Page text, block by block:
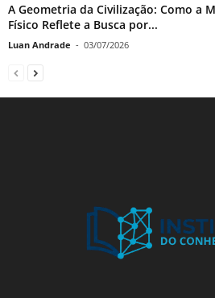
A Geometria da Civilização: Como a
Físico Reflete a Busca por...
Luan Andrade - 03/07/2026